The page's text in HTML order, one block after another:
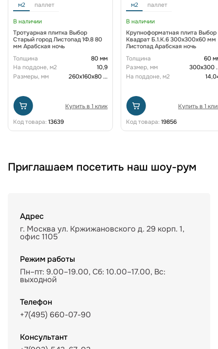
м2 паллет
В наличии
Тротуарная плитка Выбор
Старый город Листопад 1Ф.8 80
мм Арабская ночь
Толщина
80 мм
На поддоне, м2
10,9
Размеры, мм
260х160х80...
Купить в 1 клик
Код товара: 13639
м2 паллет
В наличии
Крупноформатная плита Выбор
Квадрат Б.1.К.6 300х300х60 мм
Листопад Арабская ночь
Толщина
60
Размер, мм
300х300
На поддоне, м2
Купить в 1
Код товара: 19856
Приглашаем посетить наш шоу-рум
Адрес
г. Москва ул. Кржижановского д. 29 корп. 1,
офис 1105
Режим работы
Пн–пт: 9.00–19.00, Сб: 10.00–17.00, Вс:
выходной
Телефон
+7(495) 660-07-90
Консультант